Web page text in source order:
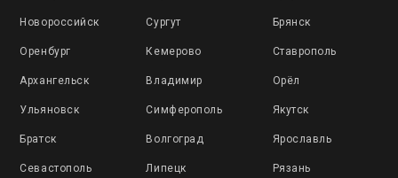
Новороссийск Сургут Брянск
Оренбург Кемерово Ставрополь
Архангельск Владимир Орёл
Ульяновск Симферополь Якутск
Братск Волгоград Ярославль
Севастополь Липецк Рязань